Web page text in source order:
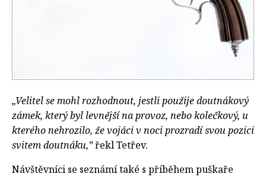
„Velitel se mohl rozhodnout, jestli použije doutnákový
zámek, který byl levnější na provoz, nebo kolečkový, u
kterého nehrozilo, že vojáci v noci prozradí svou pozici
svitem doutnáku,”řekl Tetřev.
Návštěvníci se seznámí také s příběhem puškaře